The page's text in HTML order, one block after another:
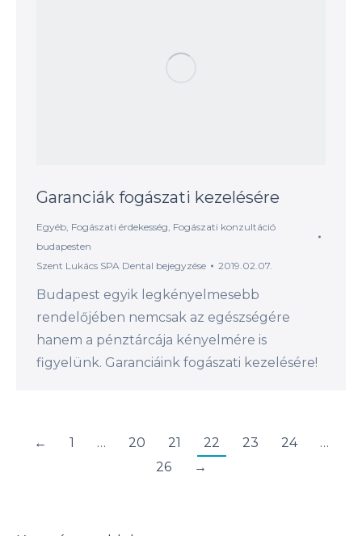
Garanciák fogászati kezelésére
Egyéb, Fogászati érdekesség, Fogászati konzultáció
budapesten
Szent Lukács SPA Dental bejegyzése 2019.02.07.
Budapest egyik legkényelmesebb
rendelőjében nemcsak az egészségére
hanem a pénztárcája kényelmére is
figyelünk. Garanciáink fogászati kezelésére!
← 1 … 20 21 22 23 24
…
26
→